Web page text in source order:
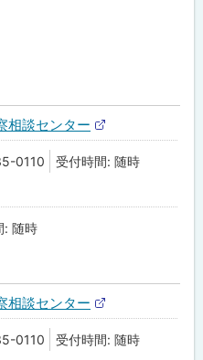
相談センター
外
部
サ
0110 受付時間: 随時
: 随時
相談センター
外
部
サ
0110 受付時間: 随時